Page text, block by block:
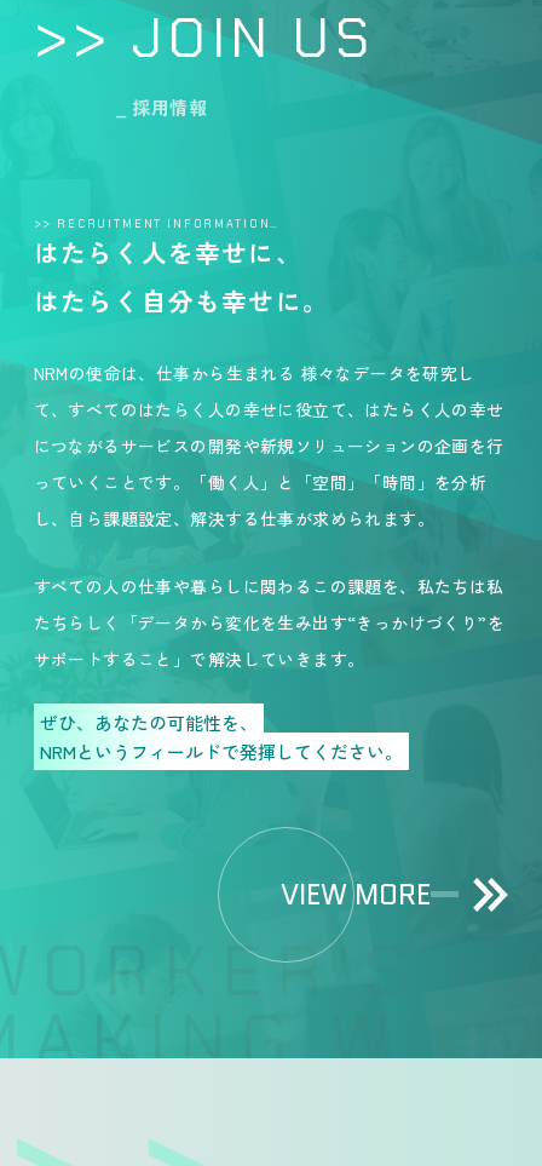
>> JOIN US
_ 採用情報
>> RECRUITMENT INFORMATION…
はたらく人を幸せに、
はたらく自分も幸せに。
NRMの使命は、仕事から生まれる 様々なデータを研究し
て、すべてのはたらく人の幸せに役立て、はたらく人の幸せ
につながるサービスの開発や新規ソリューションの企画を行
っていくことです。「働く人」と「空間」「時間」を分析
し、自ら課題設定、解決する仕事が求められます。
すべての人の仕事や暮らしに関わるこの課題を、私たちは私
たちらしく「データから変化を生み出す“きっかけづくり”を
サポートすること」で解決していきます。
ぜひ、あなたの可能性を、
NRMというフィールドで発揮してください。
VIEW MORE